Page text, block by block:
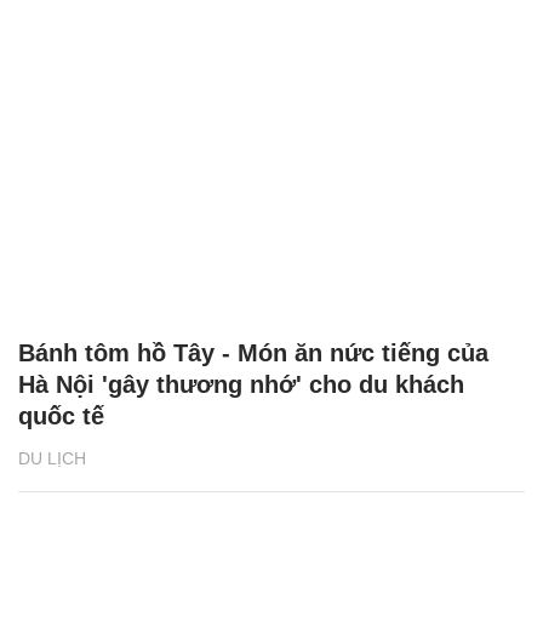
DU LỊCH
Bánh tôm hồ Tây - Món ăn nức tiếng của
Hà Nội 'gây thương nhớ' cho du khách
quốc tế